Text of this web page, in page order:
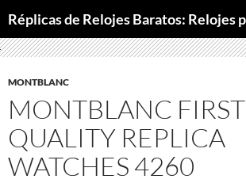
AL
MONTBLANC
MONTBLANC FIRST
QUALITY REPLICA
WATCHES 4260